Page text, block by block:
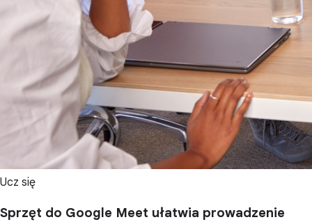
Ucz się
Sprzęt do Google Meet ułatwia prowadzenie